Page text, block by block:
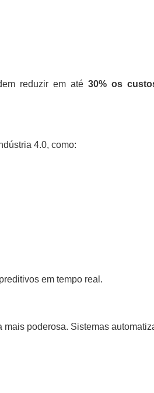
reduzir em até 30% os
4.0, como:
em tempo real.
poderosa. Sistemas